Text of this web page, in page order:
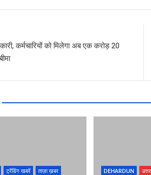
कर्मचारियों को मिलेगा अब एक करोड़ 20
ट्रेंडिंग खबरें
ताज़ा ख़बर
DEHARDUN